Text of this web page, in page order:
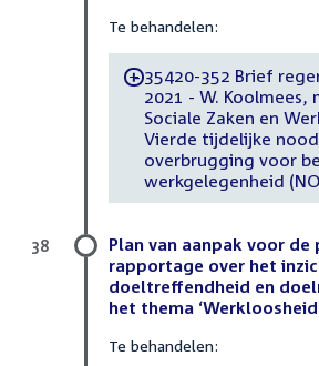
Te behandelen:
-35420-352 Brief
2021 - W. Koolmees,
Sociale Zaken en
Vierde tijdelijke
overbrugging voor
werkgelegenheid
Plan van aanpak voor de
rapportage over het
doeltreffendheid en
het thema
Te behandelen:
38